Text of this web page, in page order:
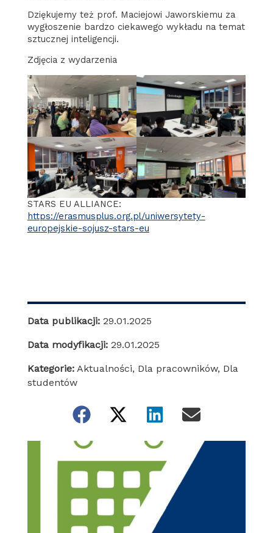
Dziękujemy też prof. Maciejowi Jaworskiemu za
wygłoszenie bardzo ciekawego wykładu na temat
sztucznej inteligencji.
Zdjęcia z wydarzenia
STARS EU ALLIANCE:
https://erasmusplus.org.pl/uniwersytety-
europejskie-sojusz-stars-eu
Data publikacji: 29.01.2025
Data modyfikacji: 29.01.2025
Kategorie: Aktualności, Dla pracowników, Dla
studentów